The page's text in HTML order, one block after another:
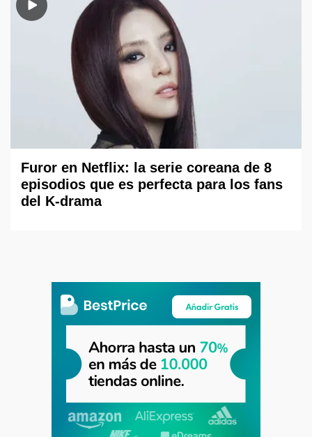
Furor en Netflix: la serie coreana de 8
episodios que es perfecta para los fans
del K-drama